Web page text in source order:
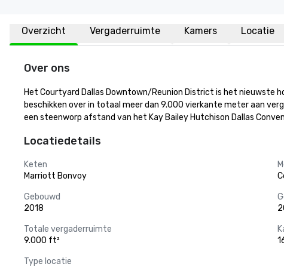
Overzicht Vergaderruimte Kamers Locatie
Over ons
Het Courtyard Dallas Downtown/Reunion District is het nieuwste
beschikken over in totaal meer dan 9.000 vierkante meter aan
een steenworp afstand van het Kay Bailey Hutchison Dallas
Locatiedetails
Keten
Marriott Bonvoy
Gebouwd
2018
Totale vergaderruimte
9.000 ft²
Type locatie